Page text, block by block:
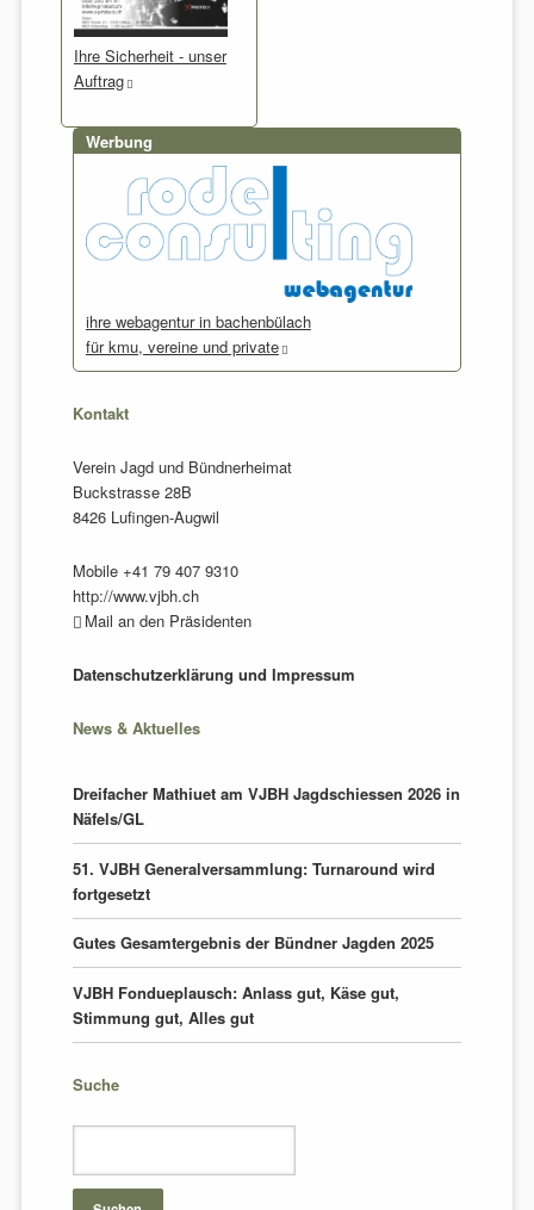
Ihre Sicherheit - unser
Auftrag
Werbung
ihre webagentur in bachenbülach
für kmu, vereine und private
Kontakt
Verein Jagd und Bündnerheimat
Buckstrasse 28B
8426 Lufingen-Augwil
Mobile +41 79 407 9310
http://www.vjbh.ch
Mail an den Präsidenten
Datenschutzerklärung und Impressum
News & Aktuelles
Dreifacher Mathiuet am VJBH Jagdschiessen 2026 in
Näfels/GL
51. VJBH Generalversammlung: Turnaround wird
fortgesetzt
Gutes Gesamtergebnis der Bündner Jagden 2025
VJBH Fondueplausch: Anlass gut, Käse gut,
Stimmung gut, Alles gut
Suche